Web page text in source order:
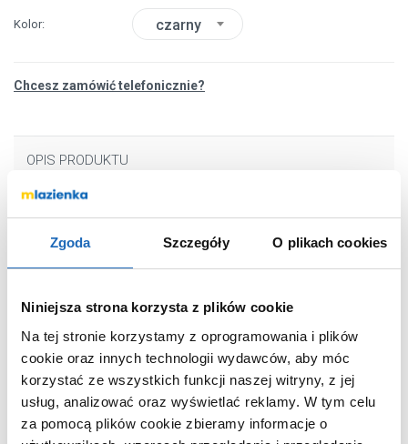
Zgoda Szczegóły O plikach cookies
Niniejsza strona korzysta z plików cookie
Na tej stronie korzystamy z oprogramowania i plików
cookie oraz innych technologii wydawców, aby móc
korzystać ze wszystkich funkcji naszej witryny, z jej
usług, analizować oraz wyświetlać reklamy. W tym celu
za pomocą plików cookie zbieramy informacje o
Kolor czarny
Chcesz zamówić telefonicznie?
OPIS PRODUKTU
Marka
Montaż
wolnostojąca
Typ
jednouchwytowa
Zestaw natryskowy
tak
Kolor
czarny